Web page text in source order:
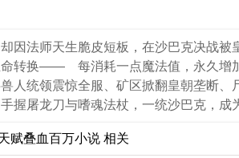
因法师天生脆皮短板，在沙巴克决战
转换—— 每消耗一点魔法值，永久增
人统领震惊全服、矿区掀翻皇朝垄断
握屠龙刀与嗜魂法杖，一统沙巴克，成
赋叠血百万小说 相关